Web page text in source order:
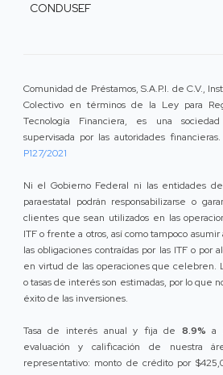
CONDUSEF
Comunidad de Préstamos, S.A.P.I. de C.V.,
Colectivo en términos de la Ley para
Tecnología Financiera, es una
supervisada por las autoridades
P127/2021
Ni el Gobierno Federal ni las entidades
paraestatal podrán responsabilizarse o
clientes que sean utilizados en las
ITF o frente a otros, así como tampoco
las obligaciones contraídas por las ITF o
en virtud de las operaciones que celebren.
o tasas de interés son estimadas, por lo que
éxito de las inversiones.
Tasa de interés anual y fija de 8.9% a
evaluación y calificación de nuestra
representativo: monto de crédito por